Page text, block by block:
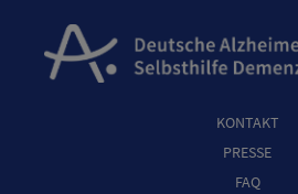
KONTAKT
PRESSE
FAQ